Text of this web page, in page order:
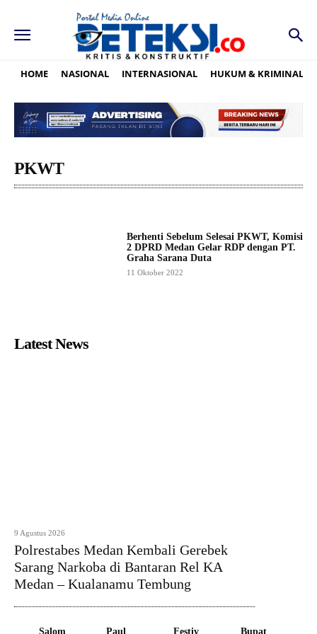
HOME NASIONAL INTERNASIONAL HUKUM & KRIMINAL
PKWT
Berhenti Sebelum Selesai PKWT, Komisi
2 DPRD Medan Gelar RDP dengan PT.
Graha Sarana Duta
11 Oktober 2022
Latest News
9 Agustus 2026
Polrestabes Medan Kembali Gerebek
Sarang Narkoba di Bantaran Rel KA
Medan – Kualanamu Tembung
Salom
Paul
Festiv
Bupat